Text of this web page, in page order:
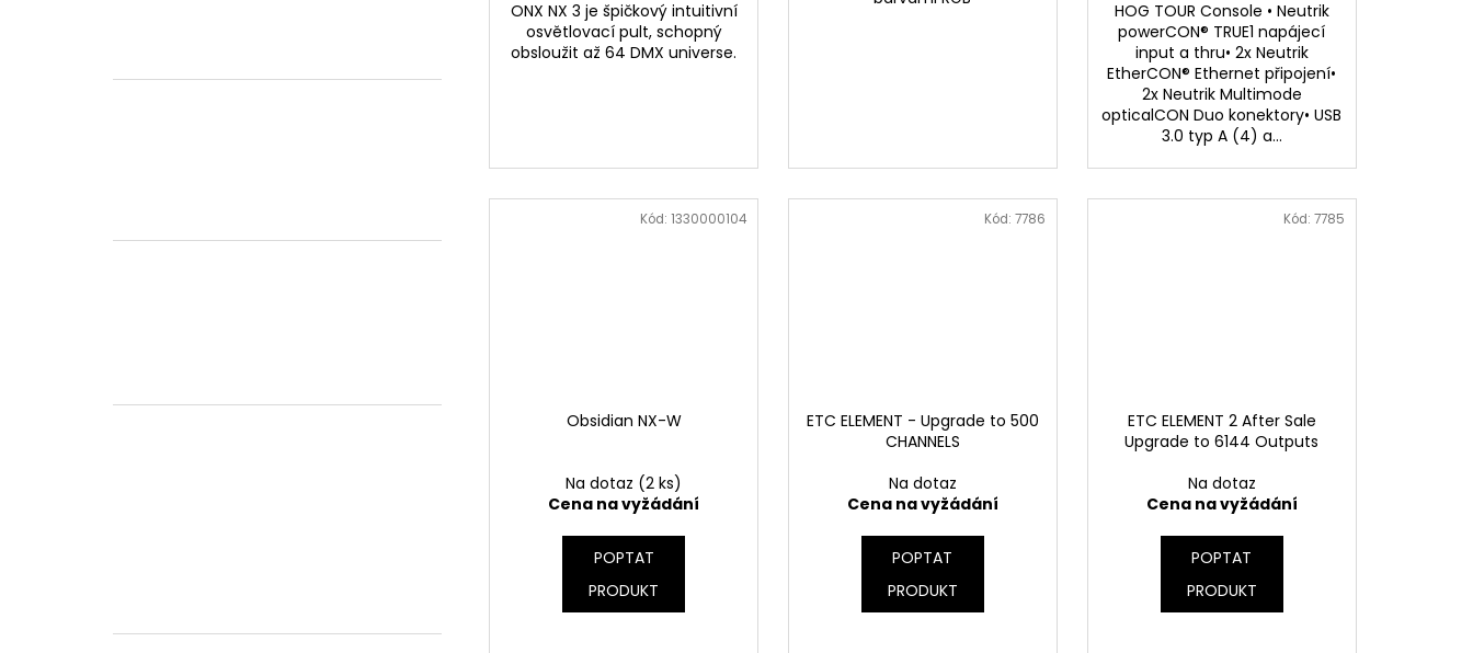
ONX NX 3 je špičkový intuitivní
osvětlovací pult, schopný
obsloužit až 64 DMX universe.
HOG TOUR Console • Neutrik
powerCON® TRUE1 napájecí
input a thru• 2x Neutrik
EtherCON® Ethernet připojení•
2x Neutrik Multimode
opticalCON Duo konektory• USB
3.0 typ A (4) a...
Obsidian NX-W
Na dotaz (2 ks)
Cena na vyžádání
POPTAT
PRODUKT
Kód:1330000104
ETC ELEMENT - Upgrade to 500
CHANNELS
Na dotaz
Cena na vyžádání
POPTAT
PRODUKT
Kód: 7786
ETC ELEMENT 2 After Sale
Upgrade to 6144 Outputs
Na dotaz
Cena na vyžádání
POPTAT
PRODUKT
Kód: 7785